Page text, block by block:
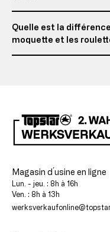
Quelle est la
moquette et les
Magasin d´usine en ligne
Lun. - jeu. : 8h à 16h
Ven. : 8h à 13h